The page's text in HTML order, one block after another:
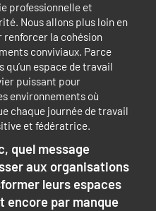
professionnelle et
Nous allons plus loin en
la cohésion
conviviaux. Parce
qu’un espace de travail
puissant pour
environnements où
chaque journée de travail
et fédératrice.
quel message
aux organisations
leurs espaces
encore par manque